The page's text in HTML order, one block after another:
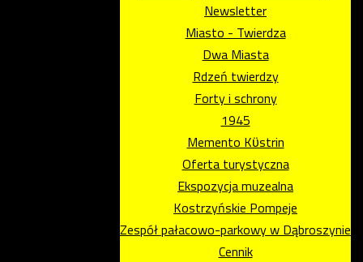
Newsletter
Miasto - Twierdza
Dwa Miasta
Rdzeń twierdzy
Forty i schrony
1945
Memento Kϋstrin
Oferta turystyczna
Ekspozycja muzealna
Kostrzyńskie Pompeje
Zespół pałacowo-parkowy w Dąbroszynie
Cennik